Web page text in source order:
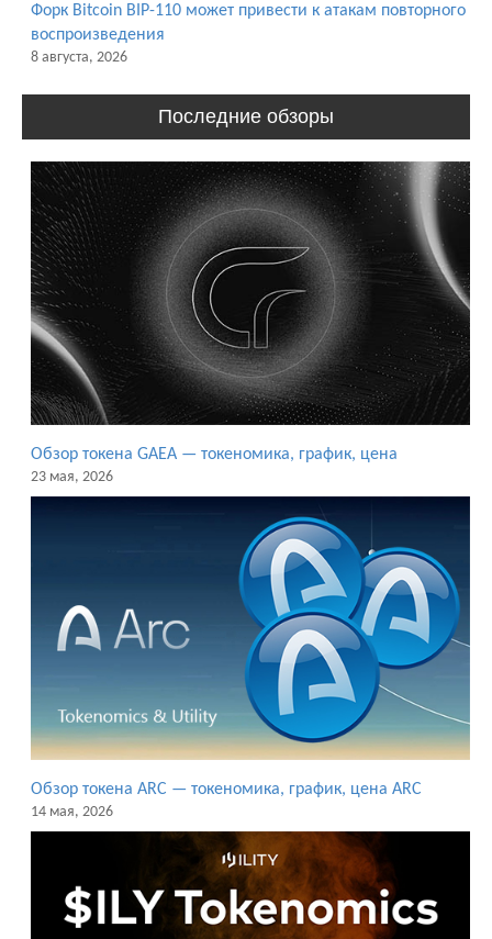
Форк Bitcoin BIP-110 может привести к атакам повторного
воспроизведения
8 августа, 2026
Последние обзоры
Обзор токена GAEA — токеномика, график, цена
23 мая, 2026
Обзор токена ARC — токеномика, график, цена ARC
14 мая, 2026